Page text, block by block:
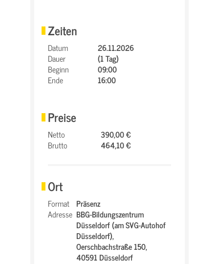
Zeiten
Datum
26.11.2026
Dauer
(1 Tag)
Beginn
09:00
Ende
16:00
Preise
Netto
390,00 €
Brutto
464,10 €
Ort
Format Präsenz
Adresse BBG-Bildungszentrum
Düsseldorf (am SVG-Autohof
Düsseldorf),
Oerschbachstraße 150,
40591 Düsseldorf